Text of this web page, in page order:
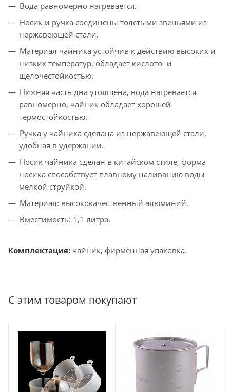
Вода равномерно нагревается.
Носик и ручка соединены толстыми звеньями из
нержавеющей стали.
Материал чайника устойчив к действию высоких и
низких температур, обладает кислото- и
щелочестойкостью.
Нижняя часть дна утолщена, вода нагревается
равномерно, чайник обладает хорошей
термостойкостью.
Ручка у чайника сделана из нержавеющей стали,
удобная в удержании.
Носик чайника сделан в китайском стиле, форма
носика способствует плавному наливанию воды
мелкой струйкой.
Материал: высококачественный алюминий.
Вместимость: 1,1 литра.
Комплектация: чайник, фирменная упаковка.
С этим товаром покупают